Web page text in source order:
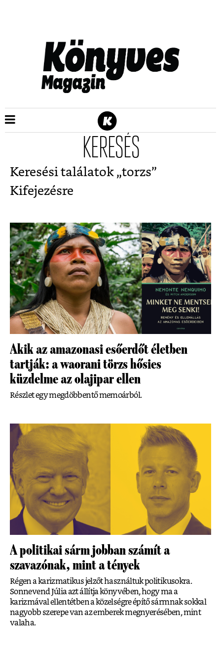
KERESÉS
Keresési találatok „torzs”
Kifejezésre
Akik az amazonasi esőerdőt életben
tartják: a waorani törzs hősies
küzdelme az olajipar ellen
Részlet egy megdöbbentő memoárból.
A politikai sárm jobban számít a
szavazónak, mint a tények
Régen a karizmatikus jelzőt használtuk politikusokra.
Sonnevend Júlia azt állítja könyvében, hogy ma a
karizmával ellentétben a közelségre építő sármnak sokkal
nagyobb szerepe van az emberek megnyerésében, mint
valaha.